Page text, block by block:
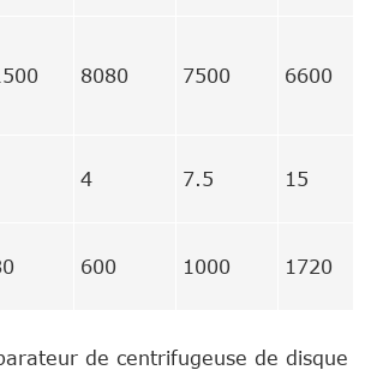
8080 7500 6600
4 7.5 15
600 1000 1720
de centrifugeuse de disque